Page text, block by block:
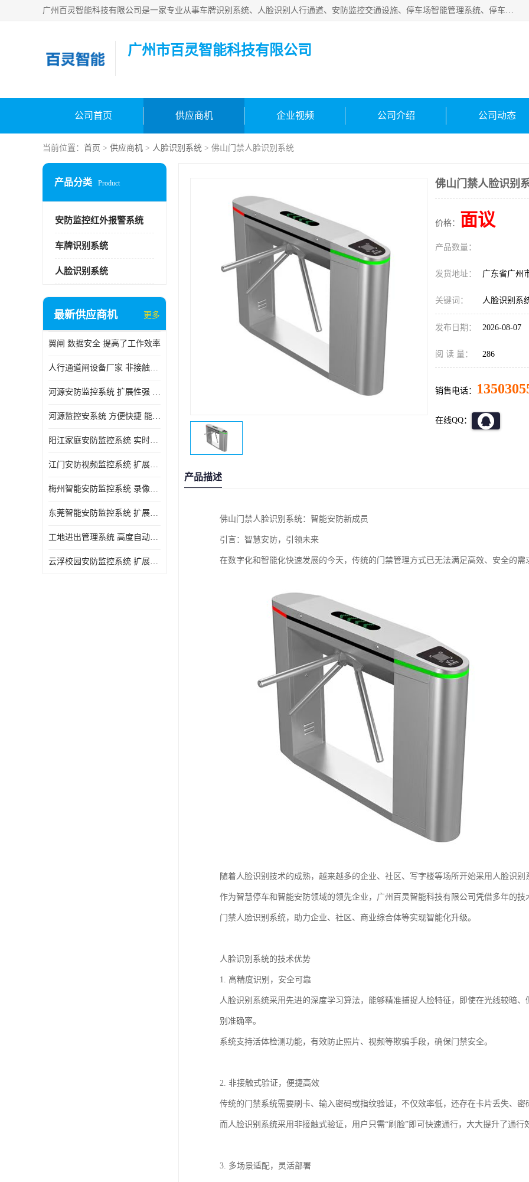
广州百灵智能科技有限公司是一家专业从事车牌识别系统、人脸识别人行通道、安防监控交通设施、停车场智能管理系统、停车场云平台、车牌识别一体机、自动道闸、通道设备、交通设施及交通划线等产品研发、生产和销售的高新技术企业。
广州市百灵智能科技有限公司
公司首页 供应商机 企业视频 公司介绍 公司动态
当前位置： 首页 > 供应商机 > 人脸识别系统 > 佛山门禁人脸识别系统
产品分类 Product
安防监控红外报警系统
车牌识别系统
人脸识别系统
最新供应商机 更多
翼闸 数据安全 提高了工作效率
人行通道闸设备厂家 非接触性 对用户的隐私更加尊重
河源安防监控系统 扩展性强 能够长时间稳定运行
河源监控安系统 方便快捷 能够长时间稳定运行
阳江家庭安防监控系统 实时监控 可以随时回放录像
江门安防视频监控系统 扩展性强 能够长时间稳定运行
梅州智能安防监控系统 录像存储 多通道监控
东莞智能安防监控系统 扩展性强 可以随时回放录像
工地进出管理系统 高度自动化 提高了工作效率
云浮校园安防监控系统 扩展性强 提高监控范围和效率
佛山门禁人脸识别
价格： 面议
产品数量：
发货地址： 广东省广州
关键词： 人脸识别系
发布日期： 2026-08-07
阅 读 量： 286
销售电话：
在线QQ：
产品描述
佛山门禁人脸识别系统：智能安防新成员
引言：智慧安防，引领未来
在数字化和智能化快速发展的今天，传统的门禁管理方式已无法满足高效、安全的需
随着人脸识别技术的成熟，越来越多的企业、社区、写字楼等场所开始采用人脸识
作为智慧停车和智能安防领域的领先企业，广州百灵智能科技有限公司凭借多年的
门禁人脸识别系统，助力企业、社区、商业综合体等实现智能化升级。
人脸识别系统的技术优势
1. 高精度识别，安全可靠
人脸识别系统采用先进的深度学习算法，能够精准捕捉人脸特征，即使在光线较暗
别准确率。
系统支持活体检测功能，有效防止照片、视频等欺骗手段，确保门禁安全。
2. 非接触式验证，便捷高效
传统的门禁系统需要刷卡、输入密码或指纹验证，不仅效率低，还存在卡片丢失、密
而人脸识别系统采用非接触式验证，用户只需“刷脸”即可快速通行，大大提升了通
3. 多场景适配，灵活部署